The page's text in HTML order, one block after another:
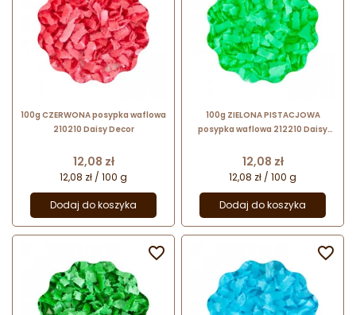
100g CZERWONA posypka waflowa
210210 Daisy Decor
Cena
12,08 zł
12,08 zł / 100 g
Dodaj do koszyka
100g ZIELONA PISTACJOWA
posypka waflowa 212210 Daisy
Cena
12,08 zł
12,08 zł / 100 g
Dodaj do koszyka
 